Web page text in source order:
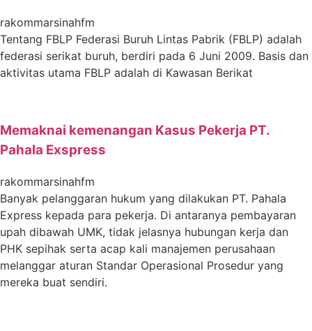
rakommarsinahfm
Tentang FBLP Federasi Buruh Lintas Pabrik (FBLP) adalah
federasi serikat buruh, berdiri pada 6 Juni 2009. Basis dan
aktivitas utama FBLP adalah di Kawasan Berikat
Memaknai kemenangan Kasus Pekerja PT.
Pahala Exspress
rakommarsinahfm
Banyak pelanggaran hukum yang dilakukan PT. Pahala
Express kepada para pekerja. Di antaranya pembayaran
upah dibawah UMK, tidak jelasnya hubungan kerja dan
PHK sepihak serta acap kali manajemen perusahaan
melanggar aturan Standar Operasional Prosedur yang
mereka buat sendiri.